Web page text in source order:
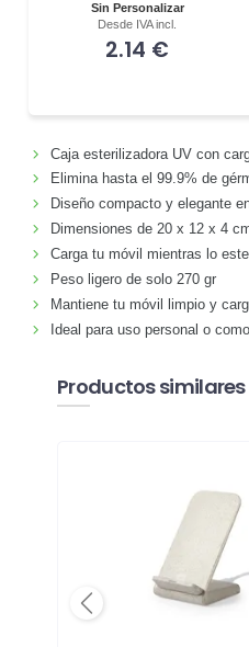
Sin Personalizar
Desde IVA incl.
2.14 €
Caja esterilizadora UV con
Elimina hasta el 99.9% de
Diseño compacto y elegante
Dimensiones de 20 x 12 x 4
Carga tu móvil mientras lo
Peso ligero de solo 270 gr
Mantiene tu móvil limpio y
Ideal para uso personal o
Productos similares
Previous